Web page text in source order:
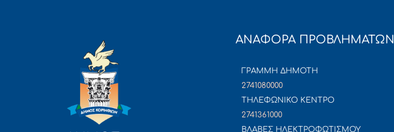
ΑΝΑΦΟΡΑ ΠΡΟΒΛΗΜΑΤΩΝ
ΓΡΑΜΜΗ ΔΗΜΟΤΗ
2741080000
ΤΗΛΕΦΩΝΙΚΟ ΚΕΝΤΡΟ
2741361000
ΒΛΑΒΕΣ ΗΛΕΚΤΡΟΦΩΤΙΣΜΟΥ